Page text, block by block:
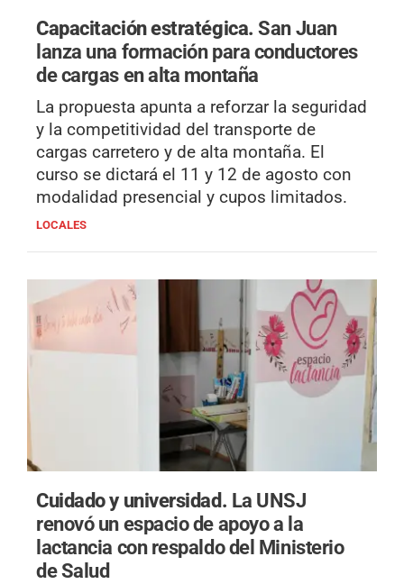
Capacitación estratégica.San Juan
lanza una formación para conductores
de cargas en alta montaña
La propuesta apunta a reforzar la seguridad
y la competitividad del transporte de
cargas carretero y de alta montaña. El
curso se dictará el 11 y 12 de agosto con
modalidad presencial y cupos limitados.
LOCALES
Cuidado y universidad. La UNSJ
renovó un espacio de apoyo a la
lactancia con respaldo del Ministerio
de Salud